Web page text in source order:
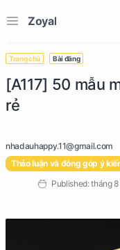
Zoyal
Trang chủ Bài đăng
[A117] 50 mẫu
rẻ
Thảo luận và đóng góp ý